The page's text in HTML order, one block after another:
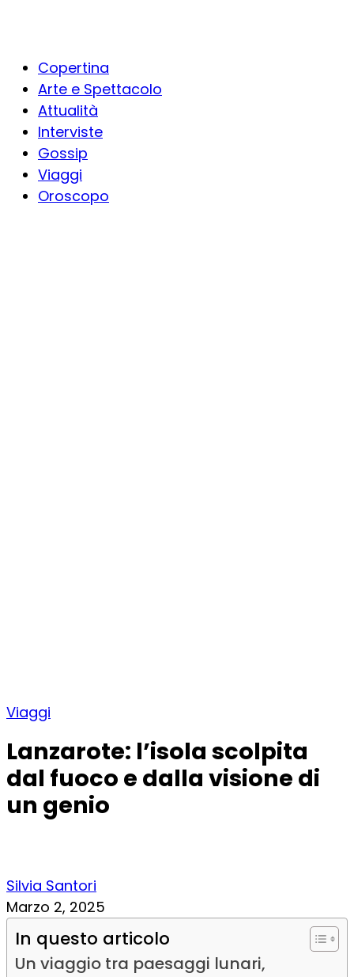
Copertina
Arte e Spettacolo
Attualità
Interviste
Gossip
Viaggi
Oroscopo
Viaggi
Lanzarote: l’isola scolpita
dal fuoco e dalla visione di
un genio
Silvia Santori
Marzo 2, 2025
In questo articolo
Un viaggio tra paesaggi lunari,